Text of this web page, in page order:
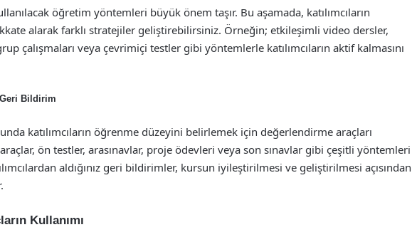
öğretim yöntemleri büyük önem taşır. Bu aşamada, katılımcıların
alarak farklı stratejiler geliştirebilirsiniz. Örneğin; etkileşimli video dersler,
çalışmaları veya çevrimiçi testler gibi yöntemlerle katılımcıların aktif kalmasını
Bildirim
katılımcıların öğrenme düzeyini belirlemek için değerlendirme araçları
ön testler, arasınavlar, proje ödevleri veya son sınavlar gibi çeşitli yöntemleri
aldığınız geri bildirimler, kursun iyileştirilmesi ve geliştirilmesi açısından
Kullanımı